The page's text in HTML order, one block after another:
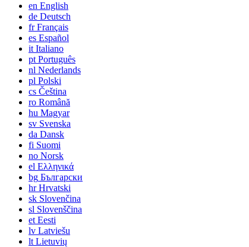
en English
de Deutsch
frFrançais
es Español
it Italiano
pt Português
nl Nederlands
pl Polski
cs Čeština
ro Română
hu Magyar
sv Svenska
da Dansk
fi Suomi
no Norsk
el Ελληνικά
bg Български
hrHrvatski
sk Slovenčina
sl Slovenščina
et Eesti
lv Latviešu
lt Lietuvių